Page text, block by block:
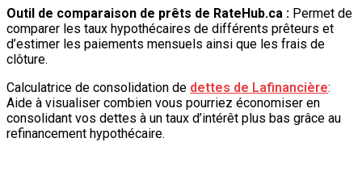
Outil de comparaison de prêts de RateHub.ca : Permet de
comparer les taux hypothécaires de différents prêteurs et
d’estimer les paiements mensuels ainsi que les frais de
clôture.
Calculatrice de consolidation de dettes de Lafinancière:
Aide à visualiser combien vous pourriez économiser en
consolidant vos dettes à un taux d’intérêt plus bas grâce au
refinancement hypothécaire.